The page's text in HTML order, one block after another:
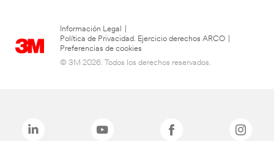
Información Legal
Política de Privacidad. Ejercicio derechos ARCO
Preferencias de cookies
© 3M 2026. Todos los derechos reservados.